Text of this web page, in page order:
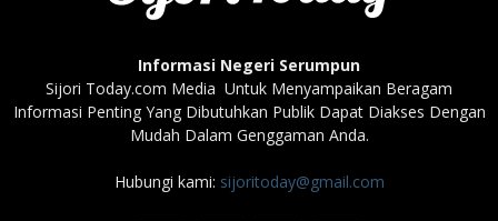
Informasi Negeri Serumpun
Sijori Today.com Media Untuk Menyampaikan Beragam
Informasi Penting Yang Dibutuhkan Publik Dapat Diakses Dengan
Mudah Dalam Genggaman Anda.
Hubungi kami: sijoritoday@gmail.com